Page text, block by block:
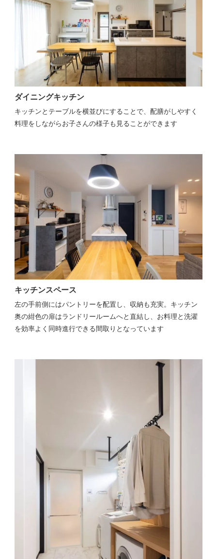
ダイニングキッチン
キッチンとテーブルを横並びにすることで、配膳がしやすく
料理をしながらお子さんの様子も見ることができます
キッチンスペース
左の手前側にはパントリーを配置し、収納も充実。キッチン
奥の紺色の扉はランドリールームへと直結し、お料理と洗濯
を効率よく同時進行できる間取りとなっています